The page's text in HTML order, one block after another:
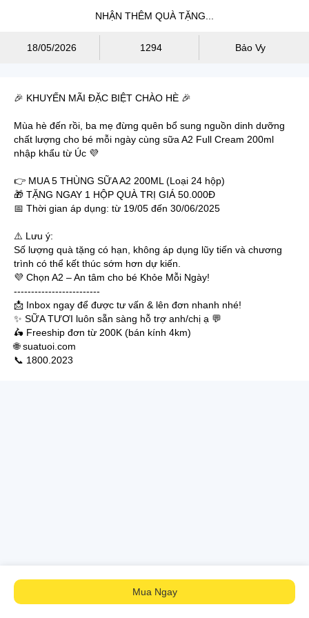
NHẬN THÊM QUÀ TẶNG...
18/05/2026 1294 Bảo Vy
🎉 KHUYẾN MÃI ĐẶC BIỆT CHÀO HÈ 🎉
Mùa hè đến rồi, ba mẹ đừng quên bổ sung nguồn dinh dưỡng
chất lượng cho bé mỗi ngày cùng sữa A2 Full Cream 200ml
nhập khẩu từ Úc 💜
👉 MUA 5 THÙNG SỮA A2 200ML (Loại 24 hộp)
🎁 TẶNG NGAY 1 HỘP QUÀ TRỊ GIÁ 50.000Đ
📅 Thời gian áp dụng: từ 19/05 đến 30/06/2025
⚠️ Lưu ý:
Số lượng quà tặng có hạn, không áp dụng lũy tiến và chương
trình có thể kết thúc sớm hơn dự kiến.
💜 Chọn A2 – An tâm cho bé Khỏe Mỗi Ngày!
-------------------------
📩 Inbox ngay để được tư vấn & lên đơn nhanh nhé!
✨ SỮA TƯƠI luôn sẵn sàng hỗ trợ anh/chị ạ 💬
🛵 Freeship đơn từ 200K (bán kính 4km)
🌐 suatuoi.com
📞 1800.2023
Mua Ngay